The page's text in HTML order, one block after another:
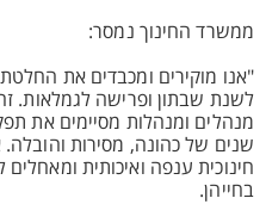
ממשרד החינוך נמסר:
"​אנו מוקירים ומכבדים את
לשנת שבתון ופרישה לגמלאות.
מנהלים ומנהלות מסיימים את
שנים של כהונה, מסירות
חינוכית ענפה ואיכותית
בחייהן.